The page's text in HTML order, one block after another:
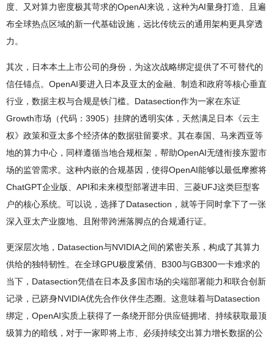
度、又对算力密度极其苛求的OpenAI来说，这种为AI量身打造、且遍
布全球热点区域的新一代基础设施，远比传统云的通用架构更具穿透
力。
其次，日本本土上市公司的身份，为这次战略绑定提供了不可替代的
信任锚点。OpenAI要进入日本及亚太的金融、制造和政府等核心垂直
行业，数据主权与合规是铁门槛。Datasection作为一家在东证
Growth市场（代码：3905）挂牌的透明实体，天然满足日本《云主
权》政策和亚太多个经济体的数据驻留要求。其在泰国、马来西亚等
地的算力中心，同样遵循当地合规框架，帮助OpenAI无缝衔接东盟市
场的监管需求。这种内嵌的合规基因，使得OpenAI能够以最低摩擦将
ChatGPT企业版、API和未来模型部署进丰田、三菱UFJ这类巨型客
户的核心系统。可以说，选择了Datasection，就等于同时拿下了一张
深入亚太产业腹地、且附带跨洲落脚点的合规通行证。
更深层次地，Datasection与NVIDIA之间的紧密关系，构成了其算力
供给的独特韧性。在全球GPU极度紧俏、B300与GB300一卡难求的
当下，Datasection凭借在日本及多国市场的尖端部署能力和联合创新
记录，已跻身NVIDIA优先合作伙伴生态圈。这意味着与Datasection
绑定，OpenAI实质上获得了一条绕开部分供应链拥堵、持续获取最顶
级算力的暗线，对于一家即将上市、必须持续交出算力增长数据的公